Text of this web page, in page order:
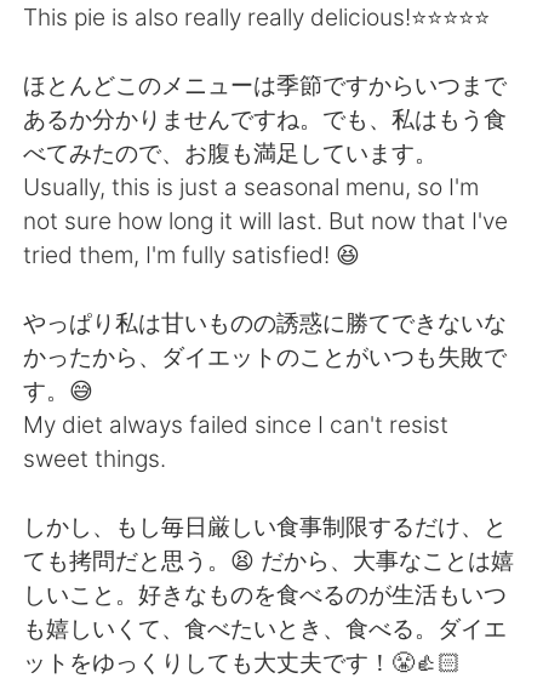
This pie is also really really delicious!⭐️⭐️⭐️⭐️⭐️
ほとんどこのメニューは季節ですからいつまで
あるか分かりませんですね。でも、私はもう食
べてみたので、お腹も満足しています。
Usually, this is just a seasonal menu, so I'm
not sure how long it will last. But now that I've
tried them, I'm fully satisfied! 😆
やっぱり私は甘いものの誘惑に勝てできないな
かったから、ダイエットのことがいつも失敗で
す。😅
My diet always failed since I can't resist
sweet things.
しかし、もし毎日厳しい食事制限するだけ、と
ても拷問だと思う。😫 だから、大事なことは嬉
しいこと。好きなものを食べるのが生活もいつ
も嬉しいくて、食べたいとき、食べる。ダイエ
ットをゆっくりしても大丈夫です！😤👍🏻